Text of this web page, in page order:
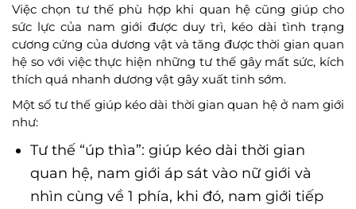
Việc chọn tư thế phù hợp khi quan hệ cũng giúp cho
sức lực của nam giới được duy trì, kéo dài tình trạng
cương cứng của dương vật và tăng được thời gian quan
hệ so với việc thực hiện những tư thế gây mất sức, kích
thích quá nhanh dương vật gây xuất tinh sớm.
Một số tư thế giúp kéo dài thời gian quan hệ ở nam giới
như:
Tư thế “úp thìa”: giúp kéo dài thời gian
quan hệ, nam giới áp sát vào nữ giới và
nhìn cùng về 1 phía, khi đó, nam giới tiếp